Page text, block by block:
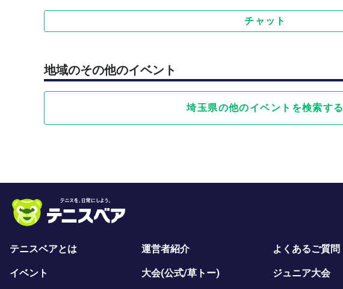
チャット
地域のその他のイベント
埼玉県の他のイベントを検索する
テニスベアとは 運営者紹介 よくあるご質問
イベント 大会(公式/草トー) ジュニア大会